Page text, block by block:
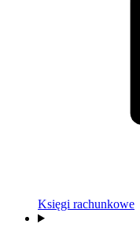
Księgi rachunkowe